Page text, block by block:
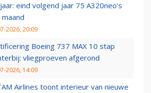
eind volgend jaar 75 A320neo’s
2026, 20:09
Boeing 737 MAX 10 stap
vliegproeven afgerond
2026, 14:09
Airlines toont interieur van nieuwe